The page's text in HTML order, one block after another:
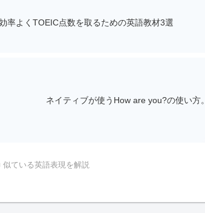
率よくTOEIC点数を取るための英語教材3選
ネイティブが使うHow are you?の使い方。
似ている英語表現を解説